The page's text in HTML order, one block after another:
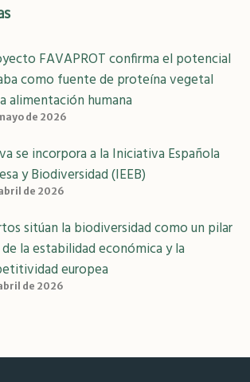
FAVAPROT confirma el potencial
como fuente de proteína vegetal
alimentación humana
de 2026
se incorpora a la Iniciativa Española
y Biodiversidad (IEEB)
de 2026
sitúan la biodiversidad como un pilar
la estabilidad económica y la
europea
de 2026